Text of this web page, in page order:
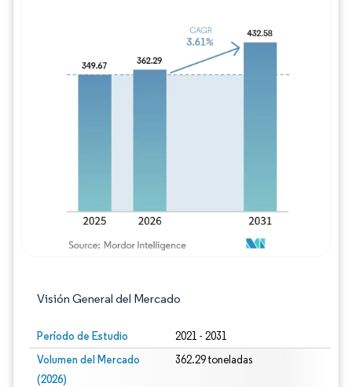
Visión General del Mercado
Período de Estudio 2021 - 2031
Volumen del Mercado
(2026)
362.29 toneladas